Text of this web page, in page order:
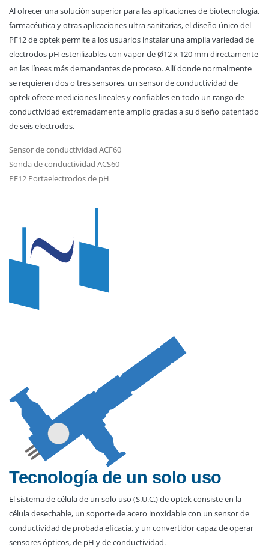
Al ofrecer una solución superior para las aplicaciones de biotecnología,
farmacéutica y otras aplicaciones ultra sanitarias, el diseño único del
PF12 de optek permite a los usuarios instalar una amplia variedad de
electrodos pH esterilizables con vapor de Ø12 x 120 mm directamente
en las líneas más demandantes de proceso. Allí donde normalmente
se requieren dos o tres sensores, un sensor de conductividad de
optek ofrece mediciones lineales y confiables en todo un rango de
conductividad extremadamente amplio gracias a su diseño patentado
de seis electrodos.
Sensor de conductividad ACF60
Sonda de conductividad ACS60
PF12 Portaelectrodos de pH
Tecnología de un solo uso
El sistema de célula de un solo uso (S.U.C.) de optek consiste en la
célula desechable, un soporte de acero inoxidable con un sensor de
conductividad de probada eficacia, y un convertidor capaz de operar
sensores ópticos, de pH y de conductividad.